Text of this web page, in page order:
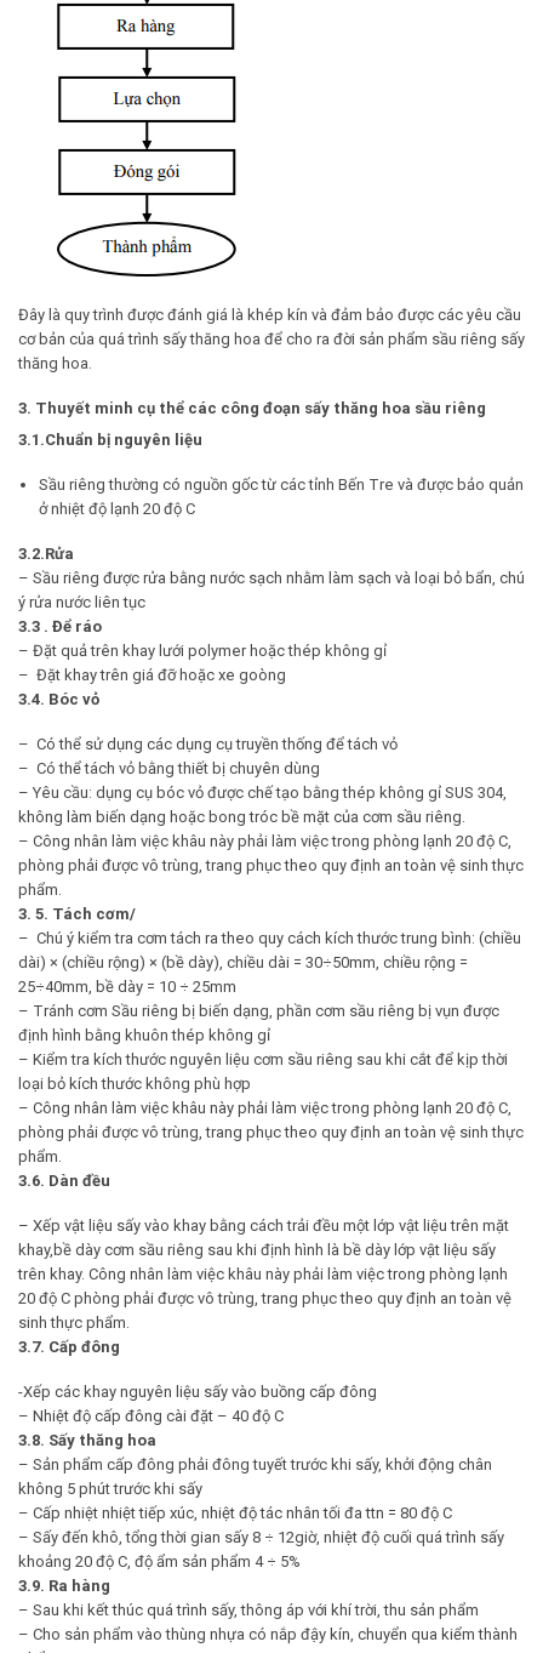
Đây là quy trình được đánh giá là khép kín và đảm bảo được các yêu cầu
cơ bản của quá trình sấy thăng hoa để cho ra đời sản phẩm sầu riêng sấy
thăng hoa.
3. Thuyết minh cụ thể các công đoạn sấy thăng hoa sầu riêng
3.1.Chuẩn bị nguyên liệu
Sầu riêng thường có nguồn gốc từ các tỉnh Bến Tre và được bảo quản
ở nhiệt độ lạnh 20 độ C
3.2.Rửa
– Sầu riêng được rửa bằng nước sạch nhằm làm sạch và loại bỏ bẩn, chú
ý rửa nước liên tục
3.3 . Để ráo
– Đặt quả trên khay lưới polymer hoặc thép không gỉ
– Đặt khay trên giá đỡ hoặc xe goòng
3.4. Bóc vỏ
– Có thể sử dụng các dụng cụ truyền thống để tách vỏ
– Có thể tách vỏ bằng thiết bị chuyên dùng
– Yêu cầu: dụng cụ bóc vỏ được chế tạo bằng thép không gỉ SUS 304,
không làm biến dạng hoặc bong tróc bề mặt của cơm sầu riêng.
– Công nhân làm việc khâu này phải làm việc trong phòng lạnh 20 độ C,
phòng phải được vô trùng, trang phục theo quy định an toàn vệ sinh thực
phẩm.
3. 5. Tách cơm/
– Chú ý kiểm tra cơm tách ra theo quy cách kích thước trung bình: (chiều
dài) × (chiều rộng) × (bề dày), chiều dài = 30÷50mm, chiều rộng =
25÷40mm, bề dày = 10 ÷ 25mm
– Tránh cơm Sầu riêng bị biến dạng, phần cơm sầu riêng bị vụn được
định hình bằng khuôn thép không gỉ
– Kiểm tra kích thước nguyên liệu cơm sầu riêng sau khi cắt để kịp thời
loại bỏ kích thước không phù hợp
– Công nhân làm việc khâu này phải làm việc trong phòng lạnh 20 độ C,
phòng phải được vô trùng, trang phục theo quy định an toàn vệ sinh thực
phẩm.
3.6. Dàn đều
– Xếp vật liệu sấy vào khay bằng cách trải đều một lớp vật liệu trên mặt
khay,bề dày cơm sầu riêng sau khi định hình là bề dày lớp vật liệu sấy
trên khay. Công nhân làm việc khâu này phải làm việc trong phòng lạnh
20 độ C phòng phải được vô trùng, trang phục theo quy định an toàn vệ
sinh thực phẩm.
3.7. Cấp đông
-Xếp các khay nguyên liệu sấy vào buồng cấp đông
– Nhiệt độ cấp đông cài đặt – 40 độ C
3.8. Sấy thăng hoa
– Sản phẩm cấp đông phải đông tuyết trước khi sấy, khởi động chân
không 5 phút trước khi sấy
– Cấp nhiệt nhiệt tiếp xúc, nhiệt độ tác nhân tối đa ttn = 80 độ C
– Sấy đến khô, tổng thời gian sấy 8 ÷ 12giờ, nhiệt độ cuối quá trình sấy
khoảng 20 độ C, độ ẩm sản phẩm 4 ÷ 5%
3.9. Ra hàng
– Sau khi kết thúc quá trình sấy, thông áp với khí trời, thu sản phẩm
– Cho sản phẩm vào thùng nhựa có nắp đậy kín, chuyển qua kiểm thành